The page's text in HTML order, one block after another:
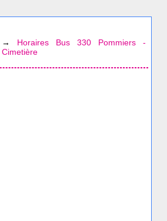
→ Horaires Bus 330 Pommiers -
Cimetière